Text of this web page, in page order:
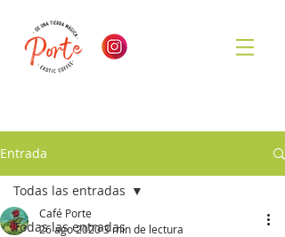
Entrada
Todas las entradas
Todas las entradas
Café Porte
26 ago 20203 min de lectura